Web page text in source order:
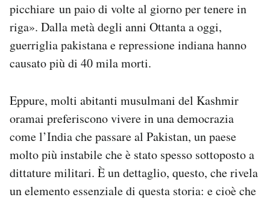
picchiare un paio di volte al giorno per tenere in
riga». Dalla metà degli anni Ottanta a oggi,
guerriglia pakistana e repressione indiana hanno
causato più di 40 mila morti.
Eppure, molti abitanti musulmani del Kashmir
oramai preferiscono vivere in una democrazia
come l’India che passare al Pakistan, un paese
molto più instabile che è stato spesso sottoposto a
dittature militari. È un dettaglio, questo, che rivela
un elemento essenziale di questa storia: e cioè che